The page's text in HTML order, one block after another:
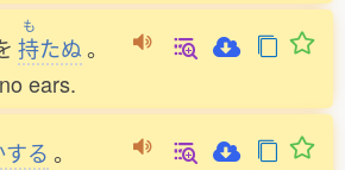
も
持たぬ。
ears.
る 。